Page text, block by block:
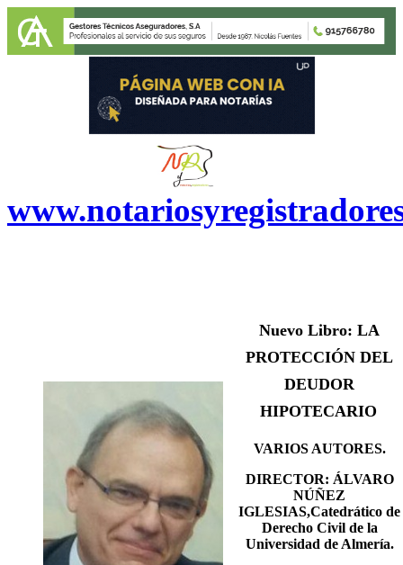
Nuevo Libro: LA
PROTECCIÓN DEL
DEUDOR
HIPOTECARIO
VARIOS AUTORES.
DIRECTOR: ÁLVARO
NÚÑEZ
IGLESIAS,Catedrático de
Derecho Civil de la
Universidad de Almería.